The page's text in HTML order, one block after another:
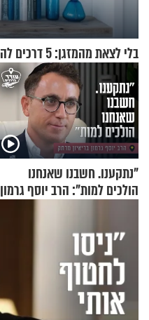
בלי לצאת מהמזגן: 5 דרכים להפוך את הבית לפינת נופש מעוצבת
"נתקענו. חשבנו שאנחנו
הולכים למות": הרב יוסף גרמון